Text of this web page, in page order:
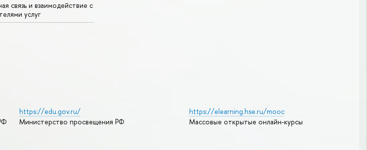
связь и взаимодействие с
услуг
https://edu.gov.ru/
Министерство просвещения РФ
https://elearning.hse.ru/mooc
Массовые открытые онлайн-курсы